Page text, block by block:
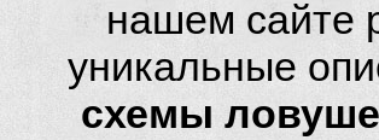
нашем сайте
уникальные
схемы